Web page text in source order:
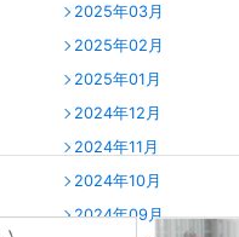
2025年03月
2025年02月
2025年01月
2024年12月
2024年11月
2024年10月
2024年09月